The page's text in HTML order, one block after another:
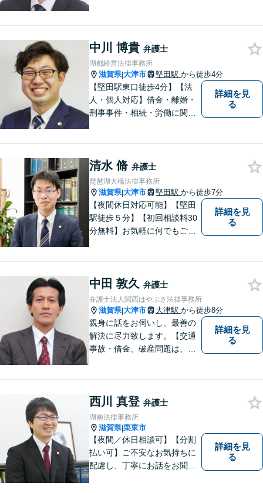
大規模事務所にはできないき
め細やかさが魅力。お気軽に
ご相談ください！
中川 博貴 弁護士
湖都経営法律事務所
滋賀県|大津市 堅田駅 から徒歩4分
【堅田駅東口徒歩4分】【法
人・個人対応】借金・離婚・
刑事事件・相続・労働に関す
お話をお聞かせください。
【無料駐車場あり】
詳細を見
る
清水 脩 弁護士
琵琶湖大橋法律事務所
滋賀県|大津市 堅田駅 から徒歩7分
【夜間休日対応可能】【堅田
駅徒歩５分】【初回相談料30
分無料】お気軽に何でもご相
詳細を見
る
中田 敦久 弁護士
弁護士法人関西はやぶさ法律事務所
滋賀県|大津市 大津駅 から徒歩8分
親身に話をお伺いし、最善の
解決に尽力致します。【交通
事故・借金、破産問題は、初
あり】
詳細を見
る
西川 真登 弁護士
湖南法律事務所
滋賀県|栗東市
【夜間／休日相談可】【分割
払い可】ご不安なお気持ちに
配慮し、丁寧にお話をお聞き
詳細を見
る